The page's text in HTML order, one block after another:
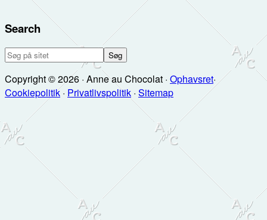
Search
Søg
sitet
Copyright © 2026 · Anne au Chocolat · Ophavsret·
Cookiepolitik · Privatlivspolitik · Sitemap